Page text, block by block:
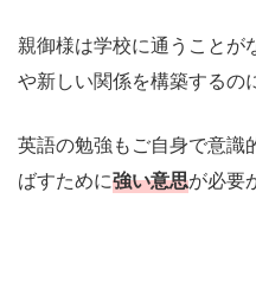
親御様は学校に通うことが
や新しい関係を構築するの
英語の勉強もご自身で意識
ばすために強い意思が必要